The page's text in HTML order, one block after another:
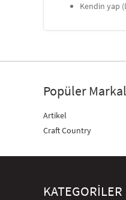
Kendin yap
Popüler
Artikel
Craft Country
KATEGORİLER